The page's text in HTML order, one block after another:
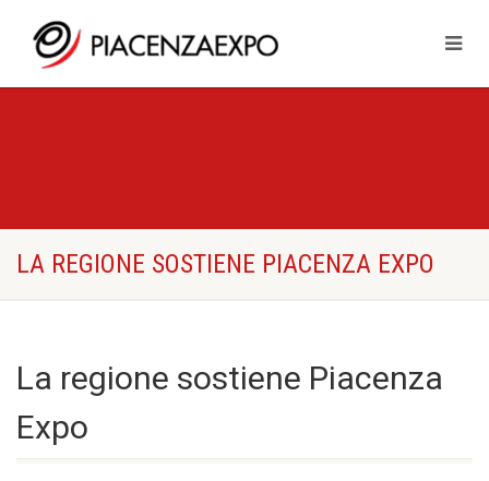
LA REGIONE SOSTIENE PIACENZA EXPO
La regione sostiene Piacenza
Expo